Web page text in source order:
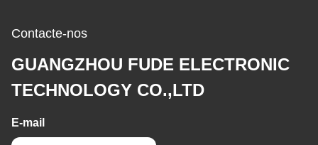
Contacte-nos
GUANGZHOU FUDE ELECTRONIC
TECHNOLOGY CO.,LTD
E-mail